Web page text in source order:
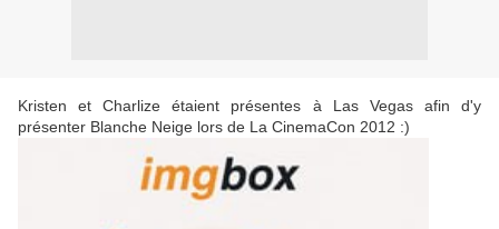
Kristen et Charlize étaient présentes à Las Vegas afin d'y
présenter Blanche Neige lors de La CinemaCon 2012 :)